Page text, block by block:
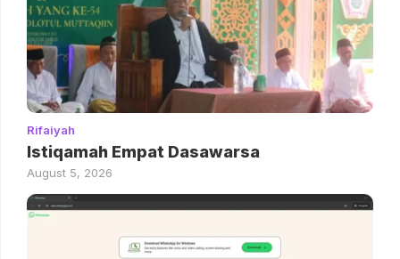
Rifaiyah
Istiqamah Empat Dasawarsa
August 5, 2026